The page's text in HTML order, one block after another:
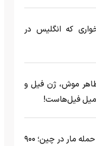
که انگلیس در
ظاهر موش، ژن فیل و
فیل‌هاست!
(ویدئو) اعلام وضعیت اضطراری حمله مار‌ در چین؛ ۹۰۰